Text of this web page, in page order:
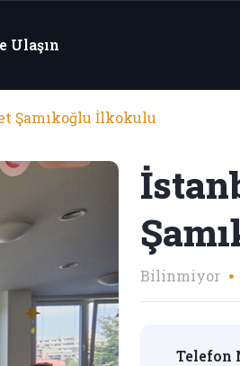
Ulaşın
Şamıkoğlu İlkokulu
Bilinmiyor
Telefon